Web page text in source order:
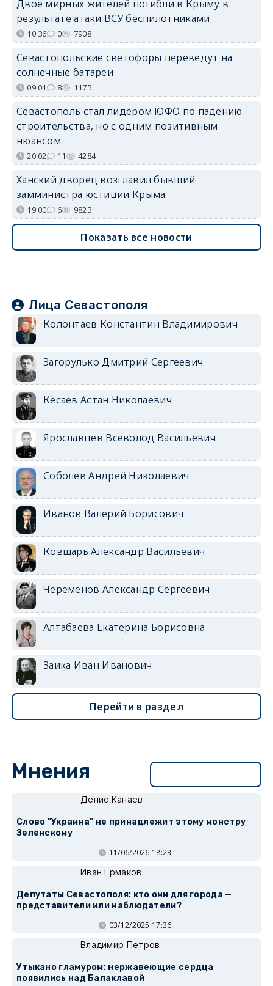
Двое мирных жителей погибли в Крыму в
результате атаки ВСУ беспилотниками
10:36 0 7908
Севастопольские светофоры переведут на
солнечные батареи
09:01 8 1175
Севастополь стал лидером ЮФО по падению
строительства, но с одним позитивным
нюансом
20:02 11 4284
Ханский дворец возглавил бывший
замминистра юстиции Крыма
19:00 6 9823
Показать все новости
Лица Севастополя
Колонтаев Константин Владимирович
Загорулько Дмитрий Сергеевич
Кесаев Астан Николаевич
Ярославцев Всеволод Васильевич
Соболев Андрей Николаевич
Иванов Валерий Борисович
Ковшарь Александр Васильевич
Черемёнов Александр Сергеевич
Алтабаева Екатерина Борисовна
Заика Иван Иванович
Перейти в раздел
Мнения
Денис Канаев
Слово "Украина" не принадлежит этому монстру
Зеленскому
11/06/2026 18:23
Иван Ермаков
Депутаты Севастополя: кто они для города —
представители или наблюдатели?
03/12/2025 17:36
Владимир Петров
Утыкано гламуром: нержавеющие сердца
появились над Балаклавой